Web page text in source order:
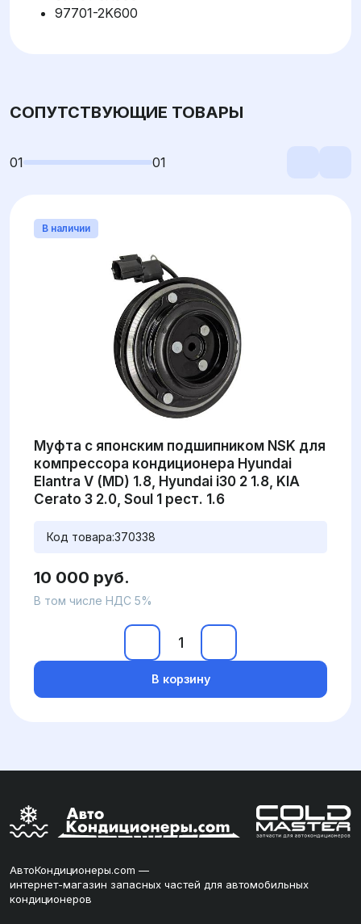
97701-2K600
СОПУТСТВУЮЩИЕ ТОВАРЫ
01 01
В наличии
Муфта с японским подшипником NSK для
компрессора кондиционера Hyundai
Elantra V (MD) 1.8, Hyundai i30 2 1.8, KIA
Cerato 3 2.0, Soul 1 рест. 1.6
Код товара:370338
10 000 руб.
В том числе НДС 5%
В корзину
АвтоКондиционеры.com —
интернет-магазин запасных частей для автомобильных
кондиционеров